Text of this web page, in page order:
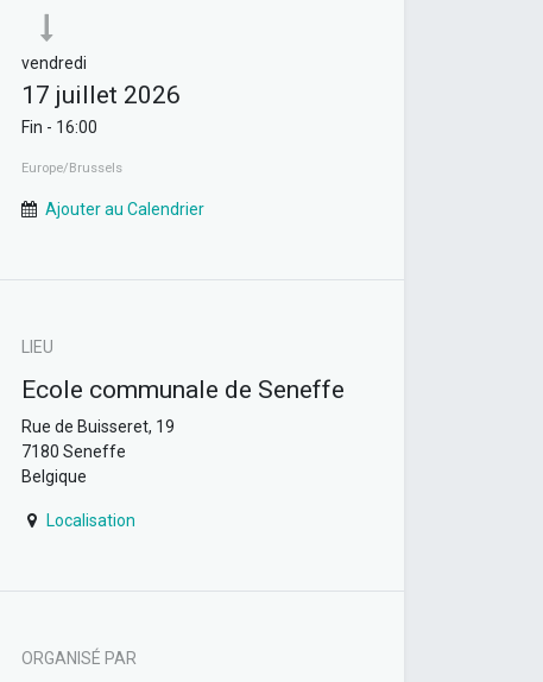
vendredi
17 juillet 2026
Fin - 16:00
Europe/Brussels
Ajouter au Calendrier
LIEU
Ecole communale de Seneffe
Rue de Buisseret, 19
7180 Seneffe
Belgique
Localisation
ORGANISÉ PAR